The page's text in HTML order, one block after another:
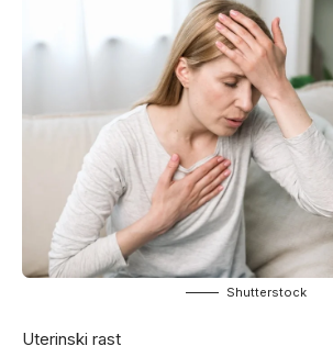
Shutterstock
Uterinski rast